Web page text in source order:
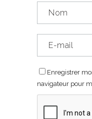
Enregistrer
navigateur pour